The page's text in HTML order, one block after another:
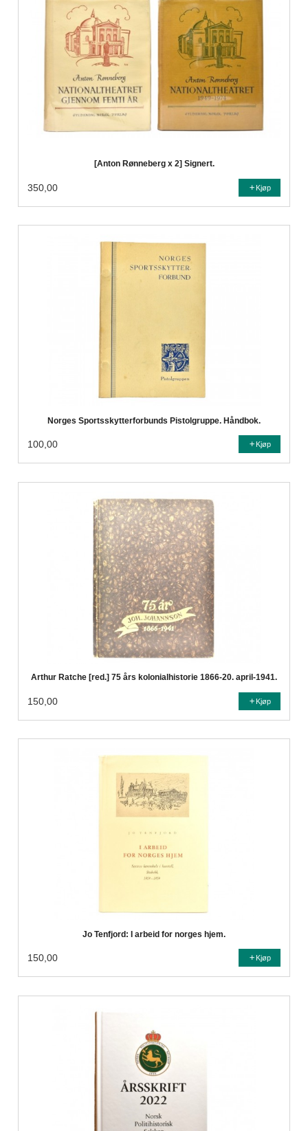
[Anton Rønneberg x 2] Signert.
350,00 Kjøp
Norges Sportsskytterforbunds Pistolgruppe. Håndbok.
100,00 Kjøp
Arthur Ratche [red.] 75 års kolonialhistorie 1866-20. april-1941.
150,00 Kjøp
Jo Tenfjord: I arbeid for norges hjem.
150,00 Kjøp